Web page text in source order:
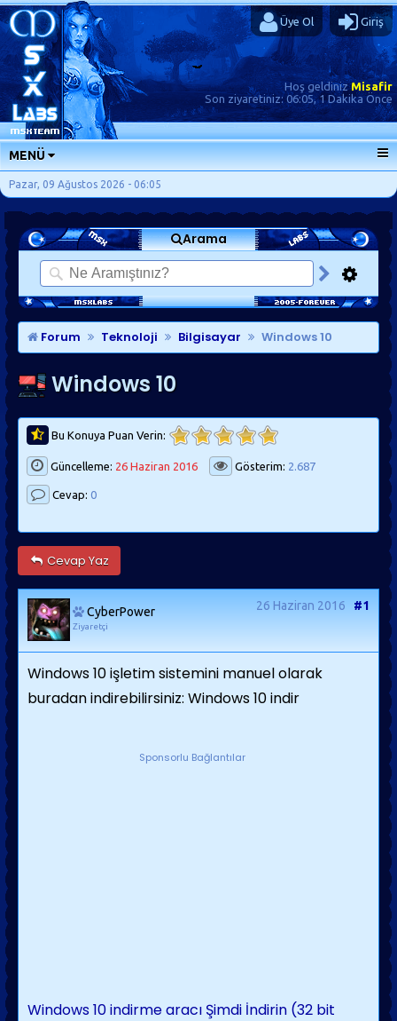
Üye Ol Giriş
Hoş geldinizMisafir
Son ziyaretiniz: 06:05, 1 Dakika Önce
MENÜ
ANA SAYFA
FORUMLAR
SORU-CEVAP
GÜNLÜKLER
SON MESAJLAR
KISAYOLLAR
Pazar, 09 Ağustos 2026 - 06:05
Arama
Forum Teknoloji Bilgisayar Windows 10
Windows 10
Bu Konuya Puan Verin:
Güncelleme: 26 Haziran 2016 Gösterim: 2.687
Cevap: 0
Cevap Yaz
CyberPower
Ziyaretçi
26 Haziran 2016 #1
Windows 10 işletim sistemini manuel olarak
buradan indirebilirsiniz: Windows 10 indir
Sponsorlu Bağlantılar
Windows 10 indirme aracı Şimdi İndirin (32 bit